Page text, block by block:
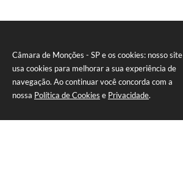
Câmara de Monções - SP e os cookies: nosso site
usa cookies para melhorar a sua experiência de
navegação. Ao continuar você concorda com a
nossa Política de Cookies e Privacidade.